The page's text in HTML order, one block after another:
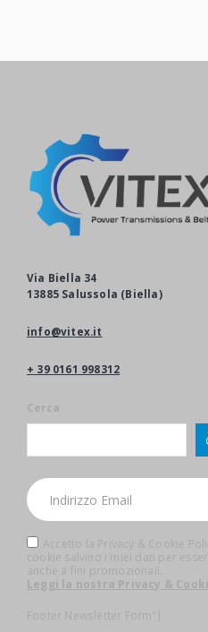
Via Biella 34
13885 Salussola (Biella)
info@vitex.it
+ 39 0161 998312
Cerca
Accetto la Privacy & Cookie
cookie salvino i miei dati per
anche a fini promozionali.
Leggi la nostra Privacy &
Footer Newsletter Form"]